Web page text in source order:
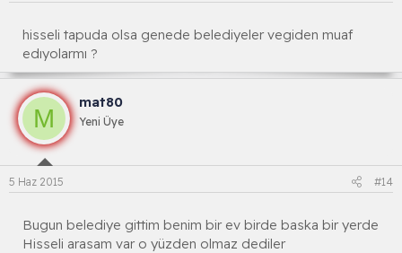
hisseli tapuda olsa genede belediyeler vegiden muaf
edıyolarmı ?
M
mat80
Yeni Üye
5 Haz 2015 #14
Bugun belediye gittim benim bir ev birde baska bir yerde
Hisseli arasam var o yüzden olmaz dediler